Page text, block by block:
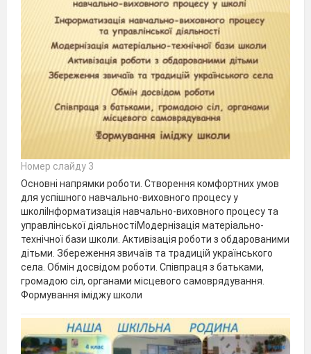
Номер слайду 3
Основні напрямки роботи. Створення комфортних умов
для успішного навчально-виховного процесу у
школіІнформатизація навчально-виховного процесу та
управлінської діяльностіМодернізація матеріально-
технічної бази школи. Активізація роботи з обдарованими
дітьми. Збереження звичаїв та традицій українського
села. Обмін досвідом роботи. Співпраця з батьками,
громадою сіл, органами місцевого самоврядування.
Формування іміджу школи